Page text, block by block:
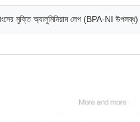
মুক্তি অ্যালুমিনিয়াম লেপ (BPA-NI উপলব্ধ)